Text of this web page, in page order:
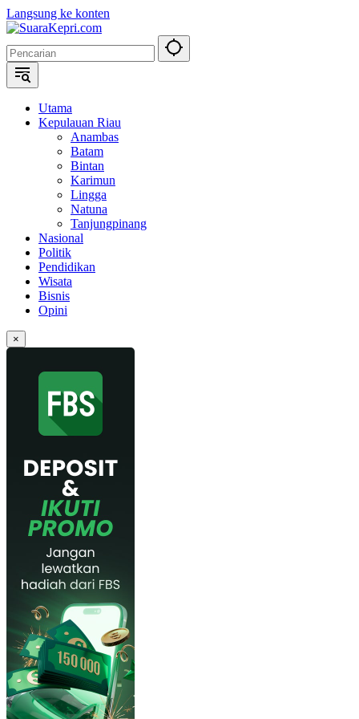
Langsung ke konten
Utama
Kepulauan Riau
Anambas
Batam
Bintan
Karimun
Lingga
Natuna
Tanjungpinang
Nasional
Politik
Pendidikan
Wisata
Bisnis
Opini
×